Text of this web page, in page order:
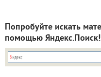
Попробуйте искать
помощью Яндекс.Поиск!